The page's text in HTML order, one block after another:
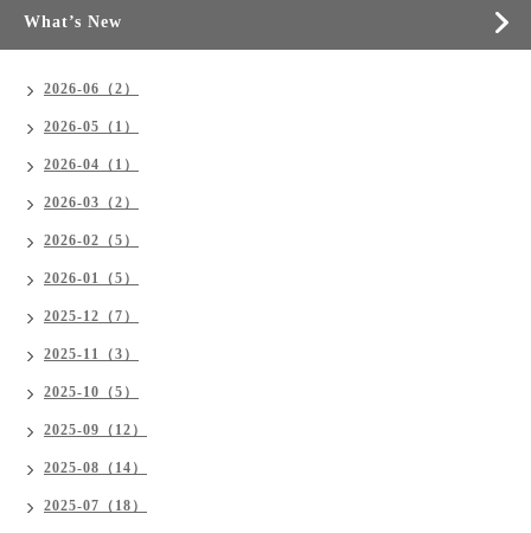
What’s New
2026-06（2）
2026-05（1）
2026-04（1）
2026-03（2）
2026-02（5）
2026-01（5）
2025-12（7）
2025-11（3）
2025-10（5）
2025-09（12）
2025-08（14）
2025-07（18）